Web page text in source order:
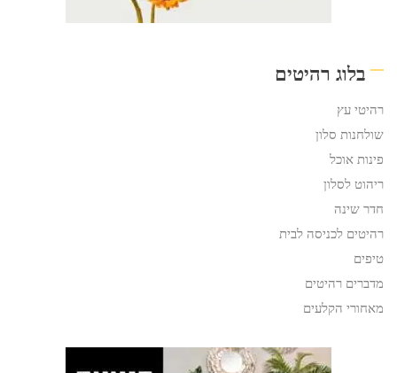
בלוג רהיטים
רהיטי עץ
שולחנות סלון
פינות אוכל
ריהוט לסלון
חדר שינה
רהיטים לכניסה לבית
טיפים
מדברים רהיטים
מאחורי הקלעים